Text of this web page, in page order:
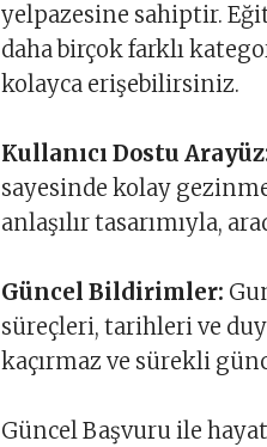
yelpazesine sahiptir.
daha birçok farklı
kolayca erişebilirsiniz.
Kullanıcı Dostu
sayesinde kolay
anlaşılır tasarımıyla,
Güncel Bildirimler:
süreçleri, tarihleri ve
kaçırmaz ve sürekli
Güncel Başvuru ile